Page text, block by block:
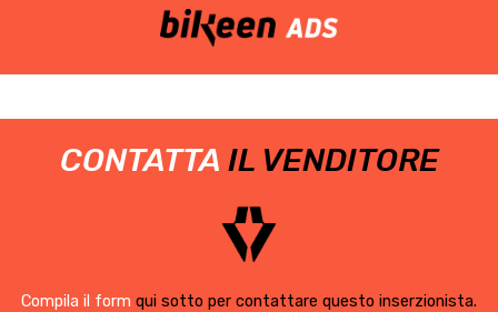
CONTATTA IL VENDITORE
Compila il form qui sotto per contattare questo inserzionista.